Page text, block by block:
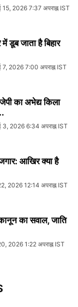
15, 2026 7:37 अपराह्न IST
डूब जाता है बिहार
7, 2026 7:00 अपराह्न IST
का अभेद्य किला
3, 2026 6:34 अपराह्न IST
आखिर क्या है
2026 12:14 अपराह्न IST
का सवाल, जाति
2026 1:22 अपराह्न IST